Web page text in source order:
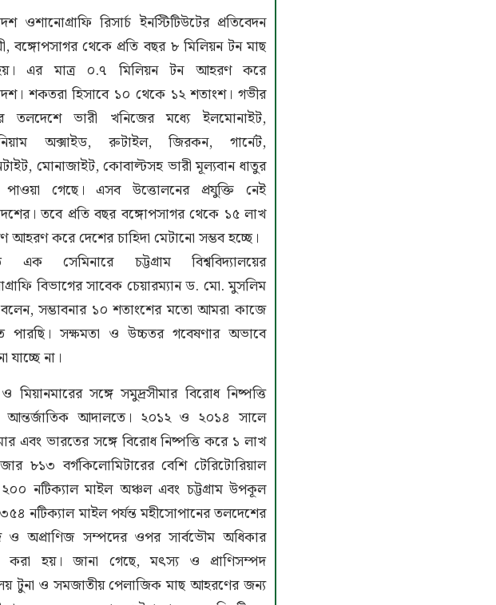
ওশানোগ্রাফি রিসার্চ ইনস্টিটিউটের প্রতিবেদন
বঙ্গোপসাগর থেকে প্রতি বছর ৮ মিলিয়ন টন মাছ
এর মাত্র ০.৭ মিলিয়ন টন আহরণ করে
শকতরা হিসাবে ১০ থেকে ১২ শতাংশ। গভীর
তলদেশে ভারী খনিজের মধ্যে ইলমোনাইট,
অক্সাইড, রুটাইল, জিরকন, গার্নেট,
মোনাজাইট, কোবাল্টসহ ভারী মূল্যবান ধাতুর
পাওয়া গেছে। এসব উত্তোলনের প্রযুক্তি নেই
তবে প্রতি বছর বঙ্গোপসাগর থেকে ১৫ লাখ
আহরণ করে দেশের চাহিদা মেটানো সম্ভব হচ্ছে।
এক সেমিনারে চট্টগ্রাম বিশ্ববিদ্যালয়ের
বিভাগের সাবেক চেয়ারম্যান ড. মো. মুসলিম
বলেন, সম্ভাবনার ১০ শতাংশের মতো আমরা কাজে
পারছি। সক্ষমতা ও উচ্চতর গবেষণার অভাবে
না।
মিয়ানমারের সঙ্গে সমুদ্রসীমার বিরোধ নিষ্পত্তি
আন্তর্জাতিক আদালতে। ২০১২ ও ২০১৪ সালে
এবং ভারতের সঙ্গে বিরোধ নিষ্পত্তি করে ১ লাখ
৮১৩ বর্গকিলোমিটারের বেশি টেরিটোরিয়াল
নটিক্যাল মাইল অঞ্চল এবং চট্টগ্রাম উপকূল
নটিক্যাল মাইল পর্যন্ত মহীসোপানের তলদেশের
ও অপ্রাণিজ সম্পদের ওপর সার্বভৌম অধিকার
করা হয়। জানা গেছে, মৎস্য ও প্রাণিসম্পদ
টুনা ও সমজাতীয় পেলাজিক মাছ আহরণের জন্য